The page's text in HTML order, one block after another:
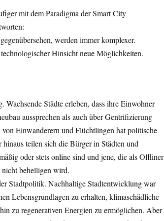
mit dem Paradigma der Smart City
werden immer komplexer.
Hinsicht neue Möglichkeiten.
Städte erleben, dass ihre Einwohner
aussprechen als auch über Gentrifizierung
Einwanderern und Flüchtlingen hat politische
teilen sich die Bürger in Städten und
oder stets online sind und jene, die als Offliner
behelligen wird.
Stadtpolitik. Nachhaltige Stadtentwicklung war
Lebensgrundlagen zu erhalten, klimaschädliche
zu regenerativen Energien zu ermöglichen. Aber